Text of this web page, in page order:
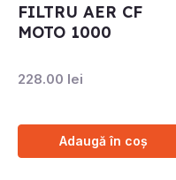
FILTRU AER CF
MOTO 1000
228.00 lei
Adaugă în coș